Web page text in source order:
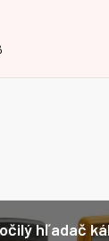
hľadač